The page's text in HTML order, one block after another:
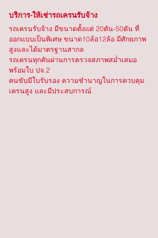
บริการ-ให้เช่ารถเครนรับจ้าง
รถเครนรับจ้าง มีขนาดตั้งแต่ 20ตัน-50ตัน ที่
ออกแบบเป็นพิเศษ ขนาด10ล้อ12ล้อ มีศักยภาพ
สูงและได้มาตรฐานสากล
รถเครนทุกคันผ่านการตรวจสภาพสม่ำเสมอ
พร้อมใบ ปจ.2
คนขับมีใบรับรอง ความชำนาญในการควบคุม
เครนสูง และมีประสบการณ์